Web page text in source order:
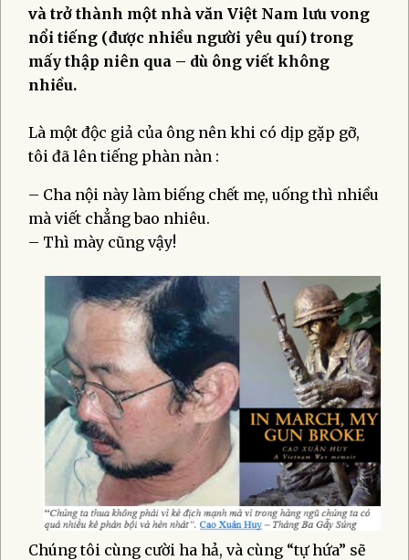
và trở thành một nhà văn Việt Nam lưu vong
nổi tiếng (được nhiều người yêu quí) trong
mấy thập niên qua – dù ông viết không
nhiều.
Là một độc giả của ông nên khi có dịp gặp gỡ,
tôi đã lên tiếng phàn nàn :
– Cha nội này làm biếng chết mẹ, uống thì nhiều
mà viết chẳng bao nhiêu.
– Thì mày cũng vậy!
Chúng tôi cùng cười ha hả, và cùng “tự hứa” sẽ